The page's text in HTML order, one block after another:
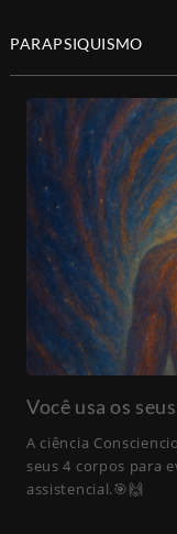
PARAPSIQUISMO
Você usa os
A ciência
seus 4 corpos para
assistencial.🎯🙌